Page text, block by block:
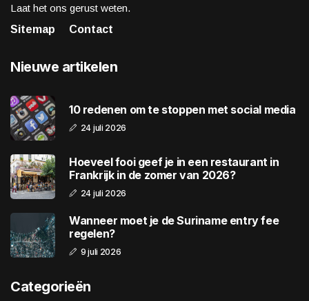
Laat het ons gerust weten.
Sitemap
Contact
Nieuwe artikelen
10 redenen om te stoppen met social media
24 juli 2026
Hoeveel fooi geef je in een restaurant in
Frankrijk in de zomer van 2026?
24 juli 2026
Wanneer moet je de Suriname entry fee
regelen?
9 juli 2026
Categorieën